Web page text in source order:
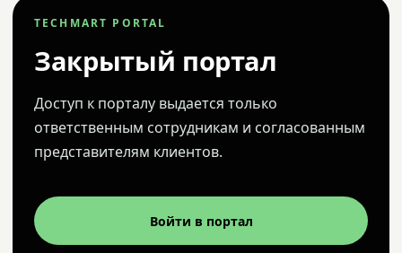
TECHMART PORTAL
Закрытый портал
Доступ к порталу выдается только
ответственным сотрудникам и согласованным
представителям клиентов.
Войти в портал